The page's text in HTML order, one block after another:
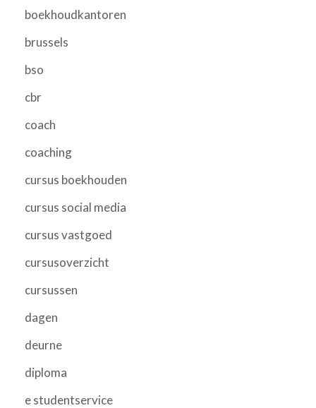
boekhoudkantoren
brussels
bso
cbr
coach
coaching
cursus boekhouden
cursus social media
cursus vastgoed
cursusoverzicht
cursussen
dagen
deurne
diploma
e studentservice